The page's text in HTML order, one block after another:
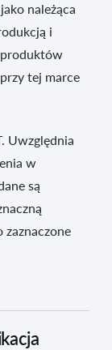
należąca
i
tej marce
Uwzględnia
w
są